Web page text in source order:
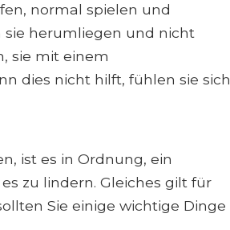
normal spielen und
sie herumliegen und nicht
sie mit einem
dies nicht hilft, fühlen sie sich
ist es in Ordnung, ein
zu lindern. Gleiches gilt für
Sie einige wichtige Dinge